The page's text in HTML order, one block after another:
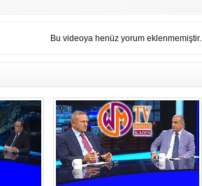
Bu videoya henüz yorum eklenmemiştir.